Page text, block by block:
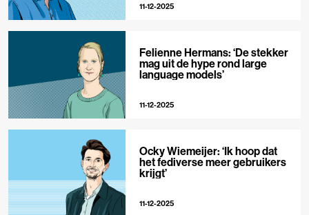
11-12-2025
Felienne Hermans: ‘De stekker
mag uit de hype rond large
language models’
11-12-2025
Ocky Wiemeijer: ‘Ik hoop dat
het fediverse meer gebruikers
krijgt’
11-12-2025